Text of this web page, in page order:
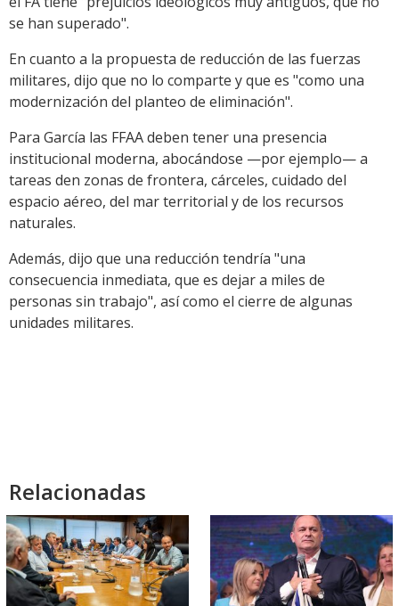
se han superado".
En cuanto a la propuesta de reducción de las fuerzas
militares, dijo que no lo comparte y que es "como una
modernización del planteo de eliminación".
Para García las FFAA deben tener una presencia
institucional moderna, abocándose —por ejemplo— a
tareas den zonas de frontera, cárceles, cuidado del
espacio aéreo, del mar territorial y de los recursos
naturales.
Además, dijo que una reducción tendría "una
consecuencia inmediata, que es dejar a miles de
personas sin trabajo", así como el cierre de algunas
unidades militares.
Relacionadas